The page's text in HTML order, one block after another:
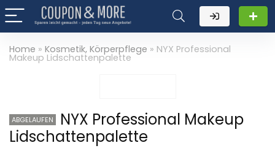
Home » Kosmetik, Körperpflege » NYX Professional
Makeup Lidschattenpalette
ABGELAUFEN
NYX Professional Makeup
Lidschattenpalette